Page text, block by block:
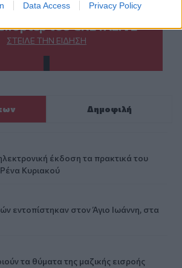
Data Access Privacy Policy
του CRETALIVE
ΣΤΕΊΛΕ ΤΗΝ ΕΊΔΗΣΗ
Δημοφιλή
έκδοση τα πρακτικά του
Κυριακού
εντοπίστηκαν στον Άγιο Ιωάννη, στα
τα θύματα της μαζικής εισροής